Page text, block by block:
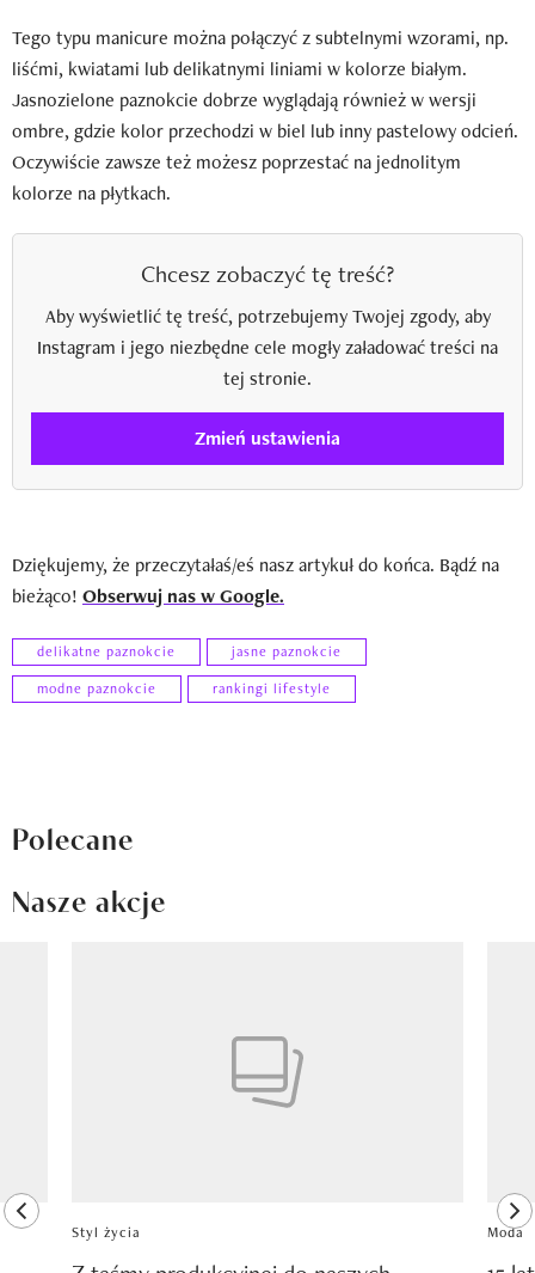
Tego typu manicure można połączyć z subtelnymi wzorami, np.
liśćmi, kwiatami lub delikatnymi liniami w kolorze białym.
Jasnozielone paznokcie dobrze wyglądają również w wersji
ombre, gdzie kolor przechodzi w biel lub inny pastelowy odcień.
Oczywiście zawsze też możesz poprzestać na jednolitym
kolorze na płytkach.
Chcesz zobaczyć tę treść?
Aby wyświetlić tę treść, potrzebujemy Twojej zgody, aby
Instagram i jego niezbędne cele mogły załadować treści na
tej stronie.
Zmień ustawienia
Dziękujemy, że przeczytałaś/eś nasz artykuł do końca. Bądź na
bieżąco! Obserwuj nas w Google.
delikatne paznokcie
jasne paznokcie
modne paznokcie
rankingi lifestyle
Polecane
Nasze akcje
previous element
Styl życia Moda